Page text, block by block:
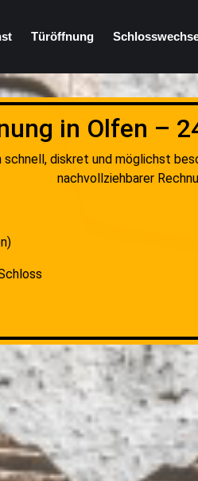
Türöffnung
in Olfen –
diskret und möglichst
nachvollziehbarer